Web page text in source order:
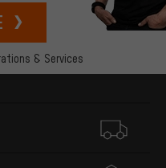
& Services